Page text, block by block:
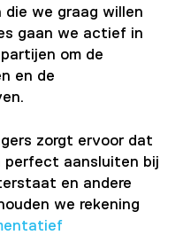
we graag willen
gaan we actief in
om de
en de
zorgt ervoor dat
perfect aansluiten bij
en andere
we rekening